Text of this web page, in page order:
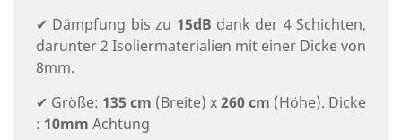
✔ Dämpfung bis zu 15dB dank der 4 Schichten,
darunter 2 Isoliermaterialien mit einer Dicke von
8mm.
✔ Größe: 135 cm (Breite) x260 cm (Höhe). Dicke
: 10mm Achtung